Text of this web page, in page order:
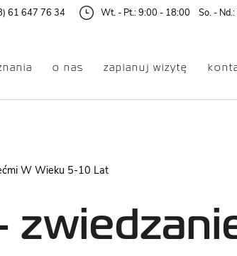
61 647 76 34 Wt. - Pt.: 9:00 - 18:00 So. -
o nas zaplanuj wizytę
W Wieku 5-10 Lat